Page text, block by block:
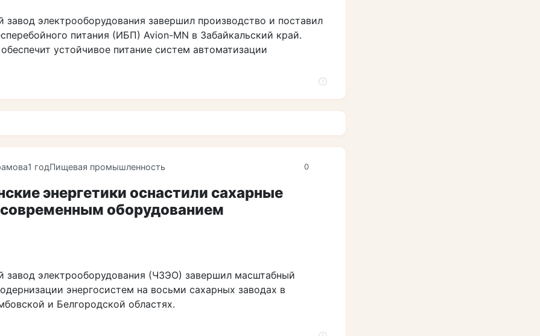
завод электрооборудования завершил производство и поставил
питания (ИБП) Avion-MN в Забайкальский край.
устойчивое питание систем автоматизации
0
1 годПищевая промышленность
энергетики оснастили сахарные
оборудованием
завод электрооборудования (ЧЗЭО) завершил масштабный
энергосистем на восьми сахарных заводах в
и Белгородской областях.